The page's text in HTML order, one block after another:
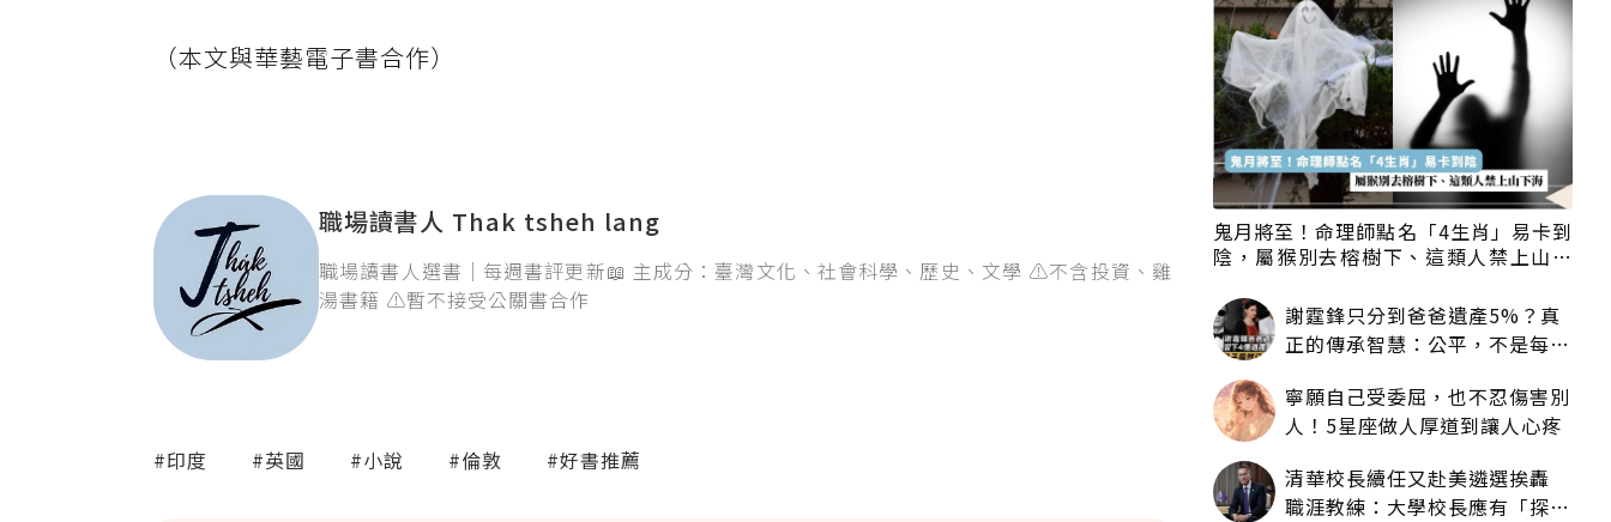
（本文與華藝電子書合作）
職場讀書人 Thak tsheh lang
職場讀書人選書｜每週書評更新📖 主成分：臺灣文化、社會科學、歷史、文學 ⚠️不含投資、雞
湯書籍 ⚠️暫不接受公關書合作
#印度 #英國 #小說 #倫敦 #好書推薦
鬼月將至！命理師點名「4生肖」易卡到
陰，屬猴別去榕樹下、這類人禁上山下
謝霆鋒只分到爸爸遺產5%？真
正的傳承智慧：公平，不是每個
寧願自己受委屈，也不忍傷害別
人！5星座做人厚道到讓人心疼
清華校長續任又赴美遴選挨轟
職涯教練：大學校長應有「探